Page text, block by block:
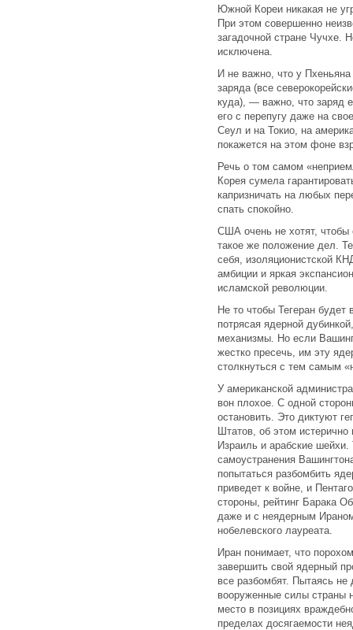
Южной Кореи никакая не
При этом совершенно
загадочной стране Чучхе.
исключена.
И не важно, что у
заряда (все
куда), — важно, что заряд
его с перепугу даже на
Сеул и на Токио, на
покажется на этом фоне
Речь о том самом
Корея сумела
капризничать на любых
спать спокойно.
США очень не хотят, чтобы
такое же положение дел.
себя, изоляционистской
амбиции и яркая
исламской революции.
Не то чтобы Тегеран
потрясая ядерной
механизмы. Но если
жестко пресечь, им эту
столкнуться с тем самым
У американской
вон плохое. С одной
остановить. Это диктуют
Штатов, об этом
Израиль и арабские
самоустранения
попытаться разбомбить
приведет к войне, и
стороны, рейтинг Барака
даже и с неядерным
нобелевского лауреата.
Иран понимает, что
завершить свой ядерный
все разбомбят. Пытаясь не
вооруженные силы страны
место в позициях
пределах досягаемости